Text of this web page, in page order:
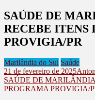
SAÚDE DE
RECEBE ITENS
PROVIGIA/PR
Marilândia do Sul Saúde
21 de fevereiro de 2025
SAÚDE DE
PROGRAMA PROVIGIA/